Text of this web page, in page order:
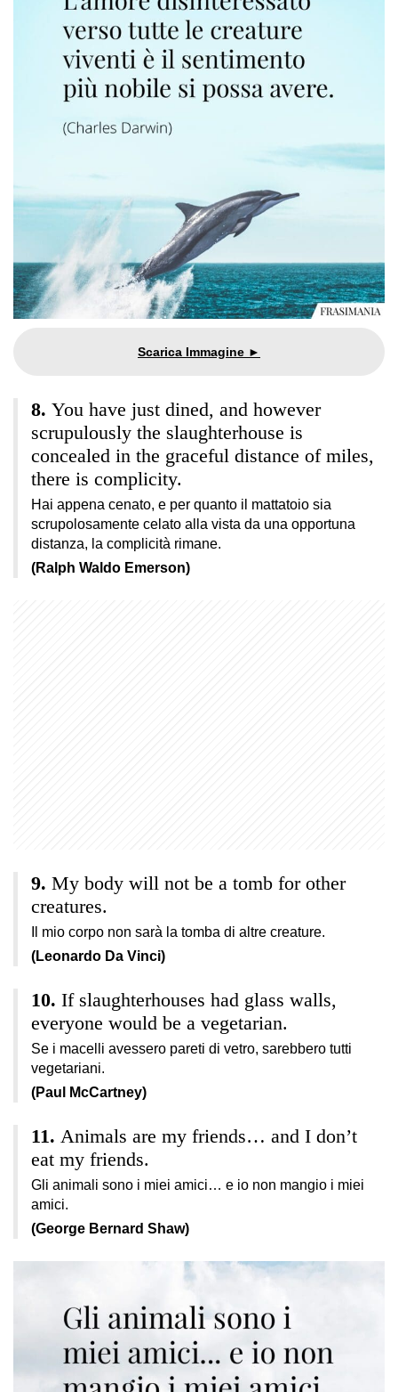
You have just dined, and however
scrupulously the slaughterhouse is
concealed in the graceful distance of miles,
there is complicity.
Hai appena cenato, e per quanto il mattatoio sia
scrupolosamente celato alla vista da una opportuna
distanza, la complicità rimane.
(Ralph Waldo Emerson)
My body will not be a tomb for other
creatures.
Il mio corpo non sarà la tomba di altre creature.
(Leonardo Da Vinci)
If slaughterhouses had glass walls,
everyone would be a vegetarian.
Se i macelli avessero pareti di vetro, sarebbero tutti
vegetariani.
(Paul McCartney)
Animals are my friends… and I don’t
eat my friends.
Gli animali sono i miei amici… e io non mangio i miei
amici.
(George Bernard Shaw)